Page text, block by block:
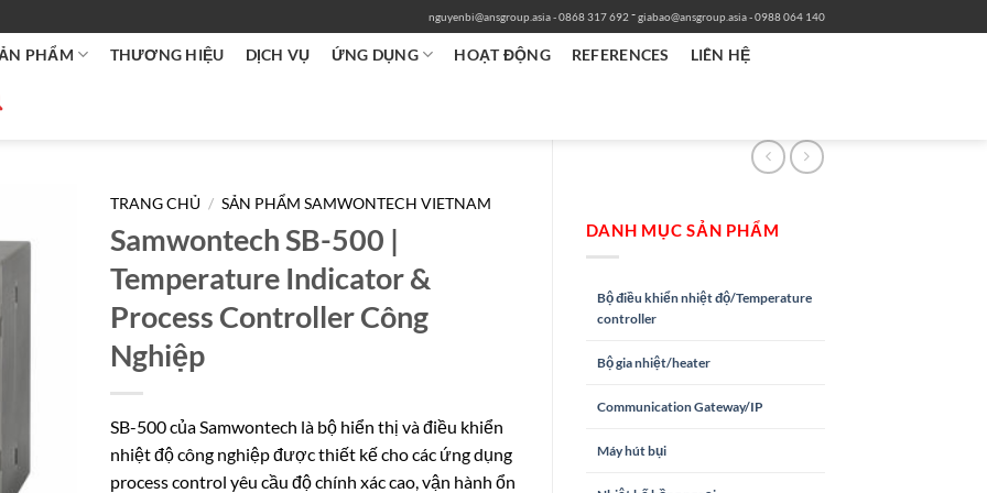
nguyenbi@ansgroup.asia- 0868 317 692 -giabao@ansgroup.asia- 0988 064 140
PHẨM THƯƠNG HIỆU DỊCH VỤ ỨNG DỤNG HOẠT ĐỘNG REFERENCES LIÊN HỆ
DANH MỤC SẢN PHẨM
Bộ điều khiển nhiệt độ/Temperature
controller
Bộ gia nhiệt/heater
Communication Gateway/IP
Máy hút bụi
TRANG CHỦ / SẢN PHẨM SAMWONTECH VIETNAM
Samwontech SB-500 |
Temperature Indicator &
Process Controller Công
Nghiệp
SB-500 của Samwontech là bộ hiển thị và điều khiển
nhiệt độ công nghiệp được thiết kế cho các ứng dụng
process control yêu cầu độ chính xác cao, vận hành ổn